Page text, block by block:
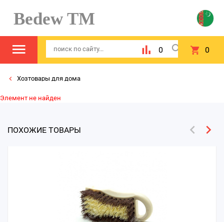
Bedew TM
0 0
Хозтовары для дома
Элемент не найден
ПОХОЖИЕ ТОВАРЫ